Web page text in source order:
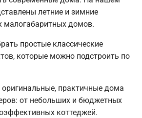
летние и зимние
малогабаритных домов.
простые классические
которые можно подстроить по
практичные дома
от небольших и бюджетных
коттеджей.